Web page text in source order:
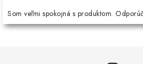
Som veľmi spokojná s produktom.